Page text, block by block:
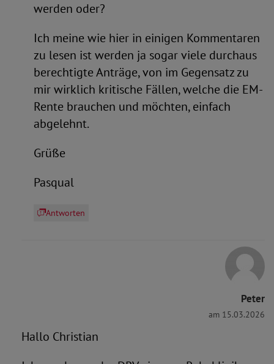
werden oder?
Ich meine wie hier in einigen Kommentaren
zu lesen ist werden ja sogar viele durchaus
berechtigte Anträge, von im Gegensatz zu
mir wirklich kritische Fällen, welche die EM-
Rente brauchen und möchten, einfach
abgelehnt.
Grüße
Pasqual
Antworten
Peter
am 15.03.2026
Hallo Christian